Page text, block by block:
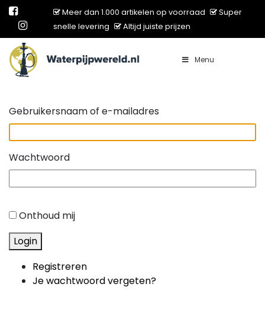
Meer dan 1.000 artikelen op voorraad
Super
snelle levering
Altijd juiste prijzen
Main Navigation Menu
Gebruikersnaam of e-mailadres
Wachtwoord
Onthoud mij
Login
Registreren
Je wachtwoord vergeten?